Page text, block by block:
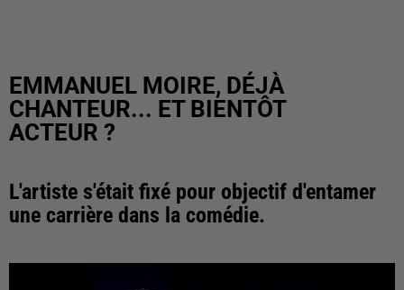
EMMANUEL MOIRE, DÉJÀ
CHANTEUR... ET BIENTÔT
ACTEUR ?
L'artiste s'était fixé pour objectif d'entamer
une carrière dans la comédie.